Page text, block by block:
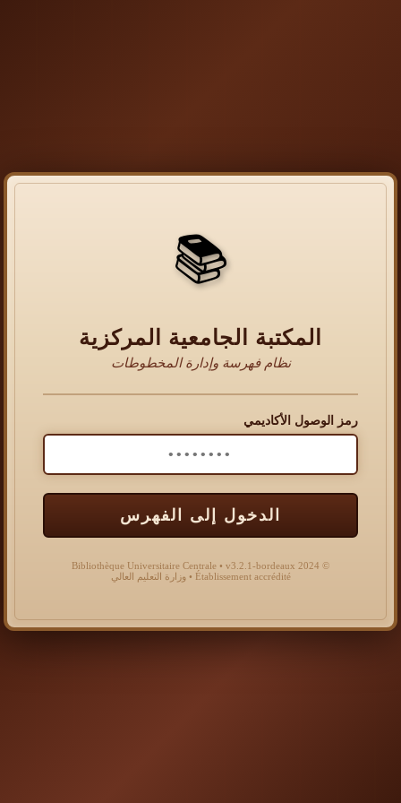
📚
المكتبة الجامعية المركزية
نظام فهرسة وإدارة المخطوطات
رمز الوصول الأكاديمي
الدخول إلى الفهرس
© 2024 Bibliothèque Universitaire Centrale • v3.2.1-bordeaux
Établissement accrédité • وزارة التعليم العالي